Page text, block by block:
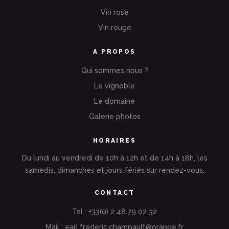
Vin rosé
Vin rouge
A PROPOS
Qui sommes nous ?
Le vignoble
Le domaine
Galerie photos
HORAIRES
Du lundi au vendredi de 10h à 12h et de 14h à 18h, les
samedis, dimanches et jours fériés sur rendez-vous.
CONTACT
Tel : +33(0) 2 48 79 02 32
Mail : earl.frederic.champault@orange.fr